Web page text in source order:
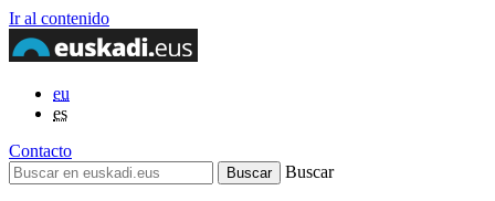
Ir al contenido
eu
es
Contacto
Buscar